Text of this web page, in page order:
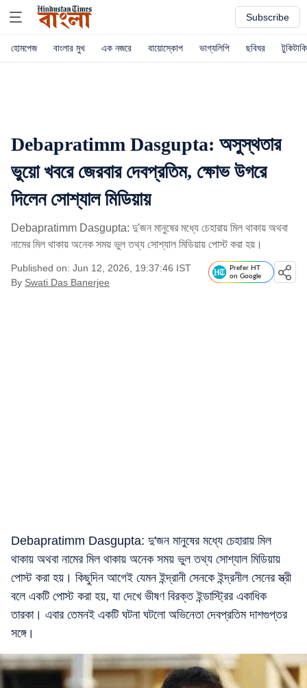
Subscribe
হোমপেজ বাংলার মুখ এক নজরে বায়োস্কোপ ভাগ্যলিপি ছবিঘর টুকিটাকি
Debapratimm Dasgupta: অসুস্থতার
ভুয়ো খবরে জেরবার দেবপ্রতিম, ক্ষোভ উগরে
দিলেন সোশ্যাল মিডিয়ায়
Debapratimm Dasgupta: দু'জন মানুষের মধ্যে চেহারায় মিল থাকায় অথবা
নামের মিল থাকায় অনেক সময় ভুল তথ্য সোশ্যাল মিডিয়ায় পোস্ট করা হয়।
Published on: Jun 12, 2026, 19:37:46 IST
By Swati Das Banerjee
Prefer HT
on Google
Debapratimm Dasgupta: দু'জন মানুষের মধ্যে চেহারায় মিল
থাকায় অথবা নামের মিল থাকায় অনেক সময় ভুল তথ্য সোশ্যাল মিডিয়ায়
পোস্ট করা হয়। কিছুদিন আগেই যেমন ইন্দ্রানী সেনকে ইন্দ্রনীল সেনের স্ত্রী
বলে একটি পোস্ট করা হয়, যা দেখে ভীষণ বিরক্ত ইন্ডাস্ট্রির একাধিক
তারকা। এবার তেমনই একটি ঘটনা ঘটলো অভিনেতা দেবপ্রতিম দাশগুপ্তর
সঙ্গে।